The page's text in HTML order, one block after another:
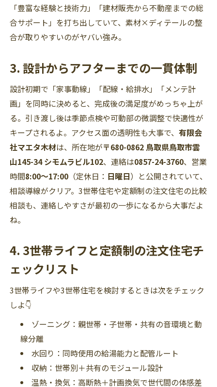
「豊富な経験と技術力」「建材販売から不動産までの総
合サポート」を打ち出していて、素材×ディテールの整
合が取りやすいのがヤバい強み。
3. 設計からアフターまでの一貫体制
設計初期で「家事動線」「配線・給排水」「メンテ計
画」を同時に決めると、完成後の満足度がめっちゃ上が
る。引き渡し後は季節点検や可動部の微調整で快適性が
キープされるよ。アクセス面の透明性も大事で、 有限会
社マエタ木材は、所在地が〒680-0862 鳥取県鳥取市雲
山145-34 シモムラビル102、連絡は0857-24-3760、営業
時間8:00～17:00 （定休日： 日曜日）と公開されていて、
相談導線がクリア。3世帯住宅や定額制の注文住宅の比較
相談も、連絡しやすさが最初の一歩になるから大事だよ
ね。
4. 3世帯ライフと定額制の注文住宅チ
ェックリスト
3世帯ライフや3世帯住宅を検討するときは次をチェック
しよ👇
ゾーニング：親世帯・子世帯・共有の音環境と動
線分離
水回り：同時使用の給湯能力と配管ルート
収納：世帯別＋共有のモジュール設計
温熱・換気：高断熱＋計画換気で世代間の体感差